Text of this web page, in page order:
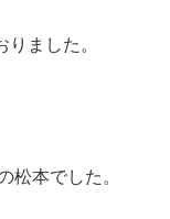
ました。
本でした。